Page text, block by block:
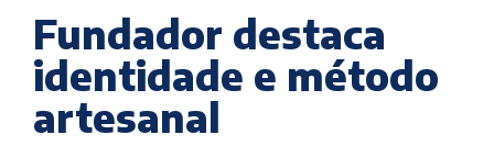
Fundador destaca
identidade e método
artesanal